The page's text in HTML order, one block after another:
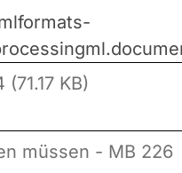
KB)
müssen - MB 226